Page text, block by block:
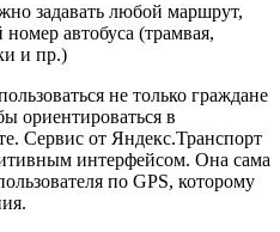
задавать любой маршрут,
автобуса (трамвая,
и пр.)
не только граждане
ориентироваться в
Сервис от Яндекс.Транспорт
интерфейсом. Она сама
по GPS, которому